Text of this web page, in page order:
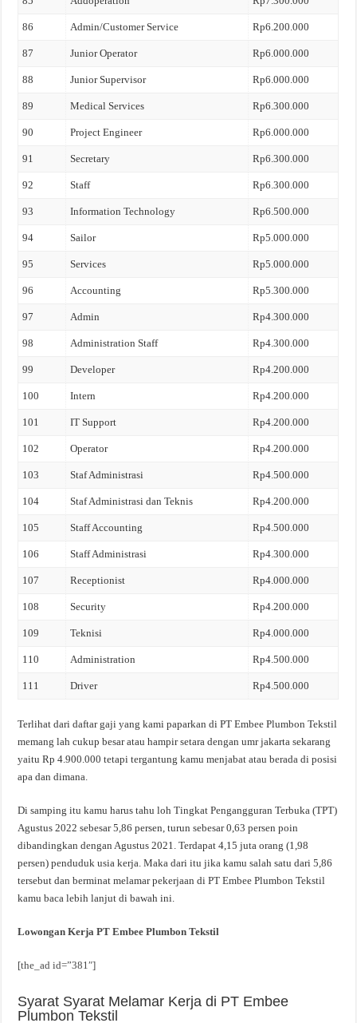
86 Admin/Customer Service Rp6.200.000
87 Junior Operator Rp6.000.000
88 Junior Supervisor Rp6.000.000
89 Medical Services Rp6.300.000
90 Project Engineer Rp6.000.000
91 Secretary Rp6.300.000
92 Staff Rp6.300.000
93 Information Technology Rp6.500.000
94 Sailor Rp5.000.000
95 Services Rp5.000.000
96 Accounting Rp5.300.000
97 Admin Rp4.300.000
98 Administration Staff Rp4.300.000
99 Developer Rp4.200.000
100 Intern Rp4.200.000
101 IT Support Rp4.200.000
102 Operator Rp4.200.000
103 Staf Administrasi Rp4.500.000
104 Staf Administrasi dan Teknis Rp4.200.000
105 Staff Accounting Rp4.500.000
106 Staff Administrasi Rp4.300.000
107 Receptionist Rp4.000.000
108 Security Rp4.200.000
109 Teknisi Rp4.000.000
110 Administration Rp4.500.000
111 Driver Rp4.500.000
Terlihat dari daftar gaji yang kami paparkan di PT Embee Plumbon Tekstil
memang lah cukup besar atau hampir setara dengan umr jakarta sekarang
yaitu Rp 4.900.000 tetapi tergantung kamu menjabat atau berada di posisi
apa dan dimana.
Di samping itu kamu harus tahu loh Tingkat Pengangguran Terbuka (TPT)
Agustus 2022 sebesar 5,86 persen, turun sebesar 0,63 persen poin
dibandingkan dengan Agustus 2021. Terdapat 4,15 juta orang (1,98
persen) penduduk usia kerja. Maka dari itu jika kamu salah satu dari 5,86
tersebut dan berminat melamar pekerjaan di PT Embee Plumbon Tekstil
kamu baca lebih lanjut di bawah ini.
Lowongan Kerja PT Embee Plumbon Tekstil
[the_ad id=”381″]
Syarat Syarat Melamar Kerja di PT Embee
Plumbon Tekstil